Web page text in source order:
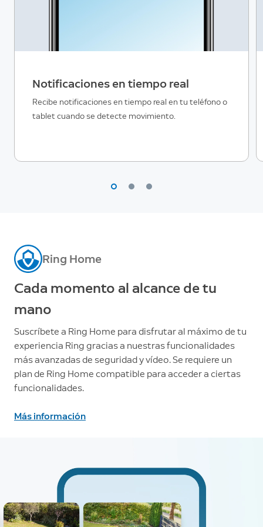
Notificaciones en tiempo real
Recibe notificaciones en tiempo real en tu teléfono o
tablet cuando se detecte movimiento.
Ring Home
Cada momento al alcance de tu
mano
Suscríbete a Ring Home para disfrutar al máximo de tu
experiencia Ring gracias a nuestras funcionalidades
más avanzadas de seguridad y vídeo. Se requiere un
plan de Ring Home compatible para acceder a ciertas
funcionalidades.
Más información